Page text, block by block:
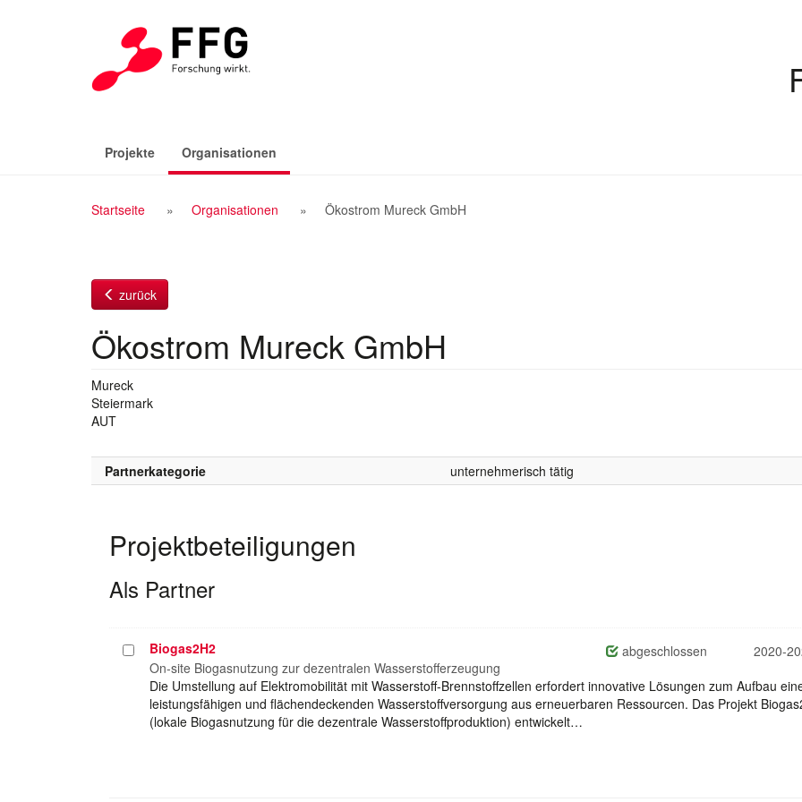
Projekte Organisationen
Breadcrumb
Startseite Organisationen Ökostrom Mureck GmbH
zurück
Ökostrom Mureck GmbH
Mureck
Steiermark
AUT
Partnerkategorie unternehmerisch tätig
Projektbeteiligungen
Als Partner
Projekt
auswählen
Biogas2H2 abgeschlossen
2020-
On-site Biogasnutzung zur dezentralen Wasserstofferzeugung
Die Umstellung auf Elektromobilität mit Wasserstoff-Brennstoffzellen erfordert innovative Lösungen zum Aufbau
leistungsfähigen und flächendeckenden Wasserstoffversorgung aus erneuerbaren Ressourcen. Das Projekt
(lokale Biogasnutzung für die dezentrale Wasserstoffproduktion) entwickelt…